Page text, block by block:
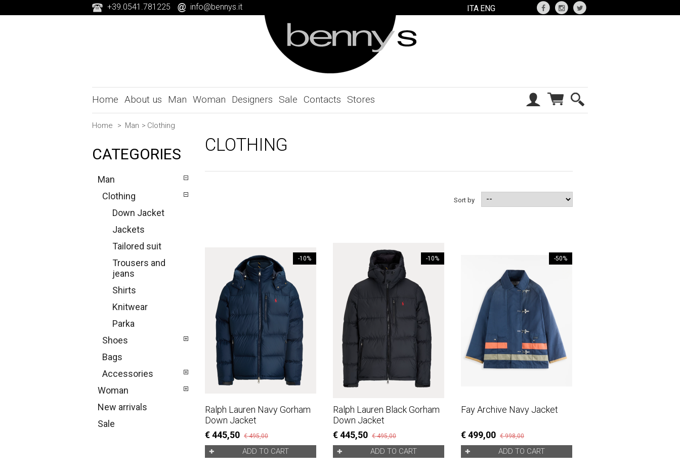
+39.0541.781225 info@bennys.it ITA ENG
Home About us Man Woman Designers Sale Contacts Stores
Home > Man > Clothing
CATEGORIES
Man
Clothing
Down Jacket
Jackets
Tailored suit
Trousers and
jeans
Shirts
Knitwear
Parka
Shoes
Bags
Accessories
Woman
New arrivals
Sale
CLOTHING
Sort by
Ralph Lauren Navy Gorham
Down Jacket
€ 445,50 € 495,00
-10%
ADD TO CART
Ralph Lauren Black Gorham
Down Jacket
€ 445,50 € 495,00
-10%
ADD TO CART
Fay Archive Navy Jacket
€ 499,00 € 998,00
-50%
ADD TO CART